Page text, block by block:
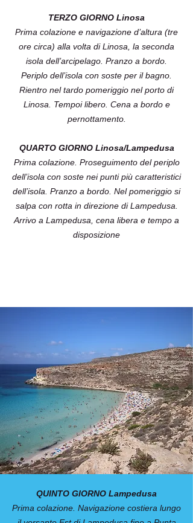
TERZO GIORNO Linosa
Prima colazione e navigazione d’altura (tre
ore circa) alla volta di Linosa, la seconda
isola dell’arcipelago. Pranzo a bordo.
Periplo dell’isola con soste per il bagno.
Rientro nel tardo pomeriggio nel porto di
Linosa. Tempoi libero. Cena a bordo e
pernottamento.
QUARTO GIORNO Linosa/Lampedusa
Prima colazione. Proseguimento del periplo
dell’isola con soste nei punti più caratteristici
dell’isola. Pranzo a bordo. Nel pomeriggio si
salpa con rotta in direzione di Lampedusa.
Arrivo a Lampedusa, cena libera e tempo a
disposizione
QUINTO GIORNO Lampedusa
Prima colazione. Navigazione costiera lungo